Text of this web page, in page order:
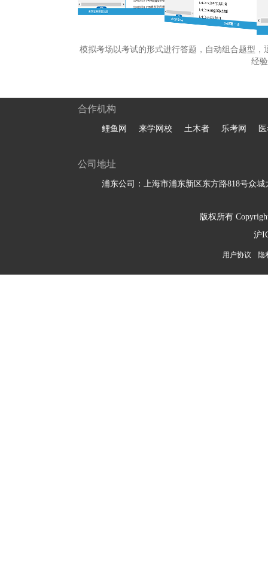
模拟考场以考试的形式进行答题，自动组合题型
经
合作机构
鲤鱼网 来学网校 土木者 乐考网
公司地址
浦东公司：上海市浦东新区东方路818号众城
版权所有
沪
用户协议 隐